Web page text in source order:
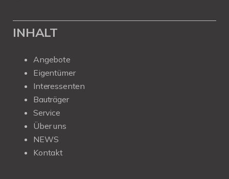
INHALT
Angebote
Eigentümer
Interessenten
Bauträger
Service
Über uns
NEWS
Kontakt